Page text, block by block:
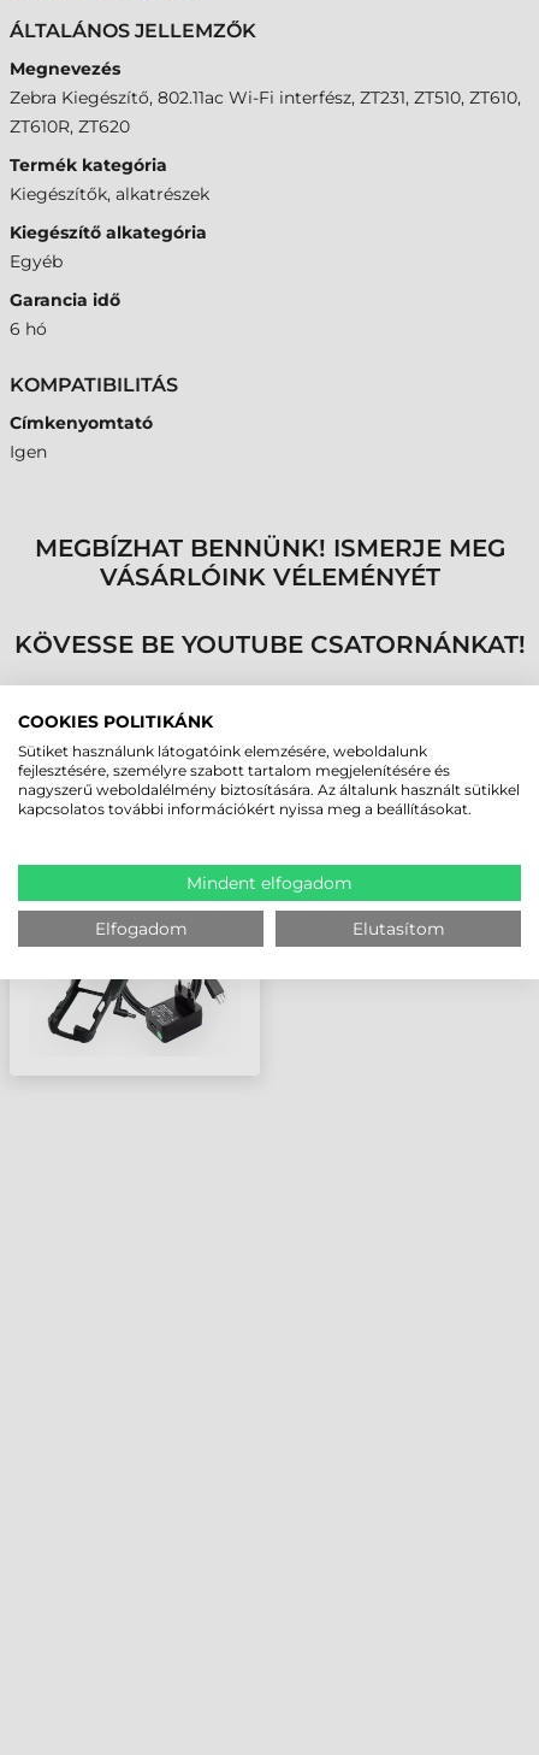
ÁLTALÁNOS JELLEMZŐK
Megnevezés
Zebra Kiegészítő, 802.11ac Wi-Fi interfész, ZT231, ZT510, ZT610,
ZT610R, ZT620
Termék kategória
Kiegészítők, alkatrészek
Kiegészítő alkategória
Egyéb
Garancia idő
6 hó
KOMPATIBILITÁS
Címkenyomtató
Igen
MEGBÍZHAT BENNÜNK! ISMERJE MEG
VÁSÁRLÓINK VÉLEMÉNYÉT
KÖVESSE BE YOUTUBE CSATORNÁNKAT!
LEGUTÓBB MEGTEKINTETT TERMÉKEK
ZEBRA KIEGÉSZÍTŐ,
802.11AC WI-FI
COOKIES POLITIKÁNK
Sütiket használunk látogatóink elemzésére, weboldalunk
fejlesztésére, személyre szabott tartalom megjelenítésére és
nagyszerű weboldalélmény biztosítására. Az általunk használt sütikkel
kapcsolatos további információkért nyissa meg a beállításokat.
Mindent elfogadom
Elfogadom Elutasítom